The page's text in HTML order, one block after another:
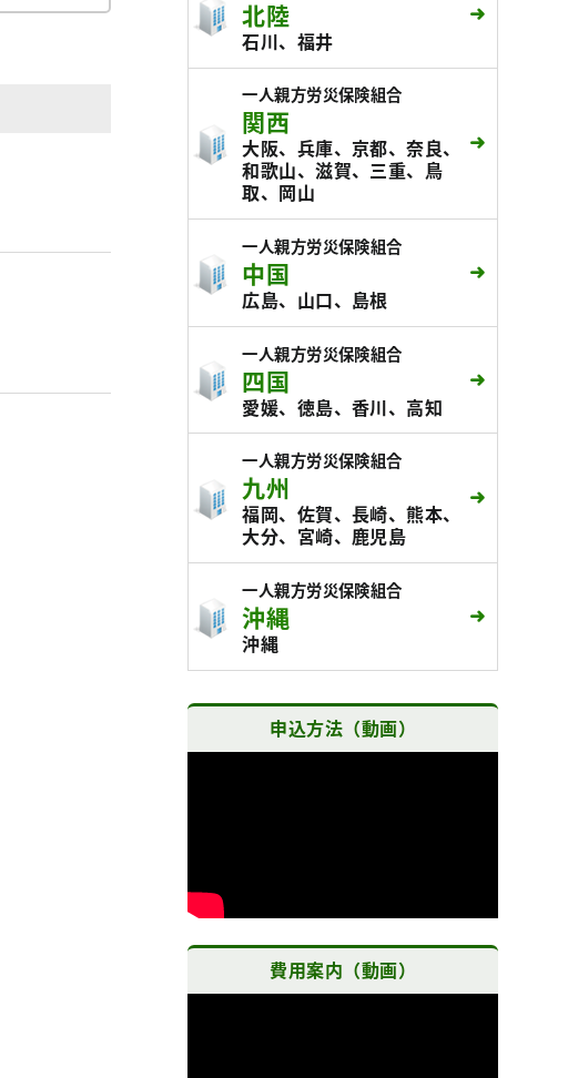
北陸
石川、福井
一人親方労災保険組合
関西
大阪、兵庫、京都、奈良、
和歌山、滋賀、三重、鳥
取、岡山
一人親方労災保険組合
中国
広島、山口、島根
一人親方労災保険組合
四国
愛媛、徳島、香川、高知
一人親方労災保険組合
九州
福岡、佐賀、長崎、熊本、
大分、宮崎、鹿児島
一人親方労災保険組合
沖縄
沖縄
申込方法（動画）
費用案内（動画）